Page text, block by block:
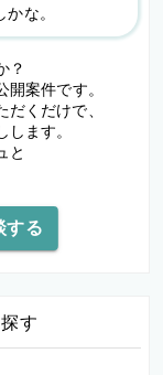
な。
？
案件です。
だくだけで、
ます。
と
する
す